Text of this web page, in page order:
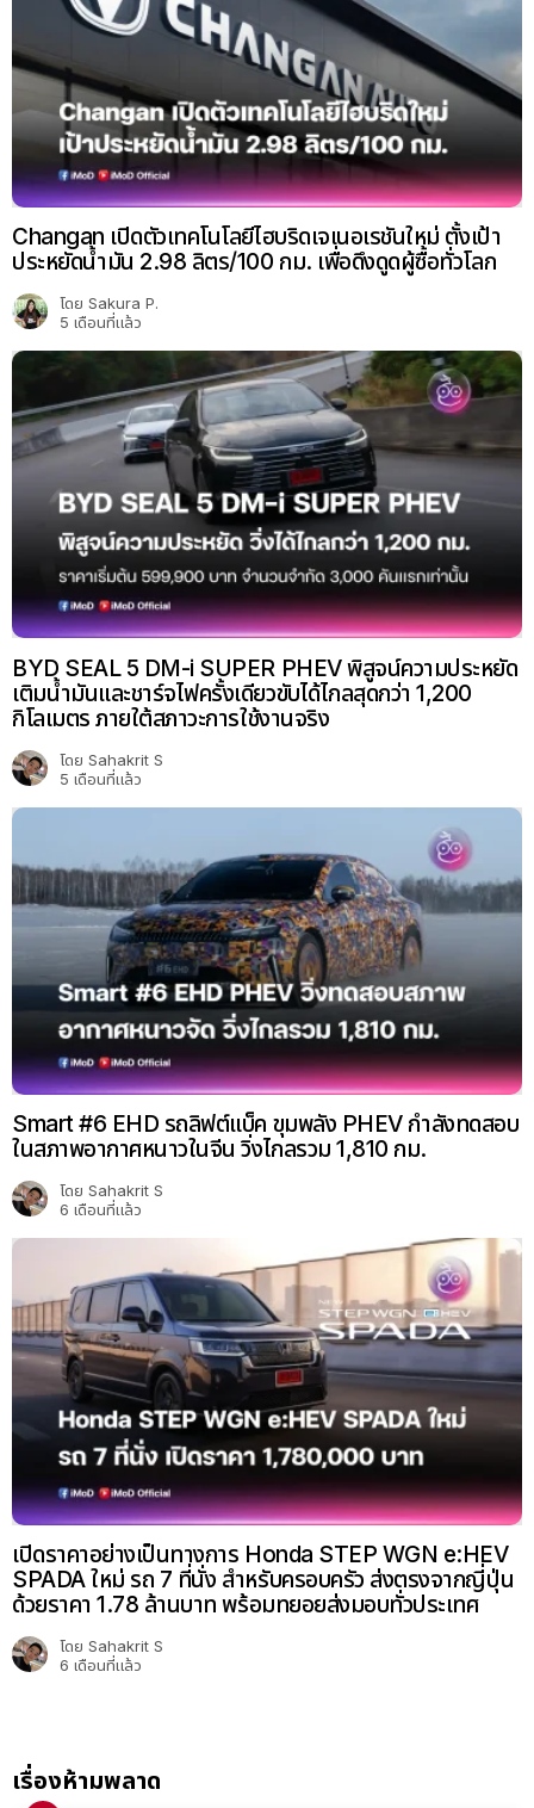
Changan เปิดตัวเทคโนโลยีไฮบริดเจเนอเรชันใหม่ ตั้งเป้า
ประหยัดน้ำมัน 2.98 ลิตร/100 กม. เพื่อดึงดูดผู้ซื้อทั่วโลก
โดย Sakura P.
5 เดือนที่แล้ว
BYD SEAL 5 DM-i SUPER PHEV พิสูจน์ความประหยัด
เติมน้ำมันและชาร์จไฟครั้งเดียวขับได้ไกลสุดกว่า 1,200
กิโลเมตร ภายใต้สภาวะการใช้งานจริง
โดย Sahakrit S
5 เดือนที่แล้ว
Smart #6 EHD รถลิฟต์แบ็ค ขุมพลัง PHEV กำลังทดสอบ
ในสภาพอากาศหนาวในจีน วิ่งไกลรวม 1,810 กม.
โดย Sahakrit S
6 เดือนที่แล้ว
เปิดราคาอย่างเป็นทางการ Honda STEP WGN e:HEV
SPADA ใหม่ รถ 7 ที่นั่ง สำหรับครอบครัว ส่งตรงจากญี่ปุ่น
ด้วยราคา 1.78 ล้านบาท พร้อมทยอยส่งมอบทั่วประเทศ
โดย Sahakrit S
6 เดือนที่แล้ว
เรื่องห้ามพลาด